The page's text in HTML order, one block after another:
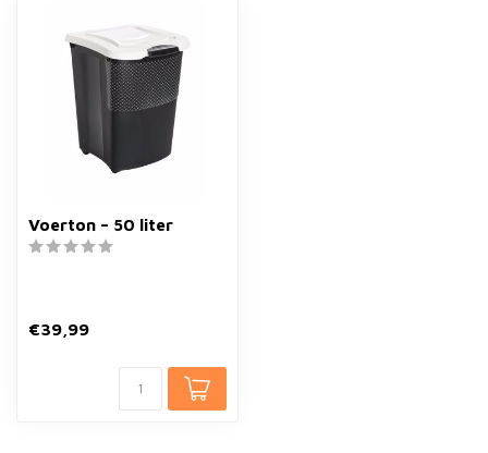
Voerton – 50 liter
€39,99